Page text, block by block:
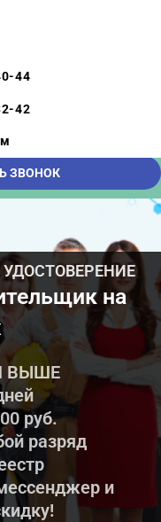
44
42
ЗВОНОК
на
ВЫШЕ
руб.
разряд
и